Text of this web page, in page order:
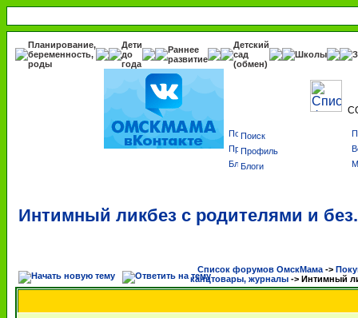
Планирование,
беременность,
роды
Дети
до
года
Раннее
развитие
Детский
сад
(обмен)
Школы
Поиск
Профиль
Блоги
Интимный ликбез с родителями и
Список форумов ОмскМама ->
канцтовары, журналы -> Интимный